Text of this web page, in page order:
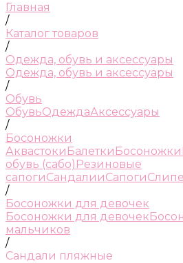
Главная
/
Каталог товаров
/
Одежда, обувь и аксессуары
Одежда, обувь и аксессуары
/
Обувь
ОбувьОдеждаАксессуары
/
Босоножки
Аквастоки Балетки Босоножки
обувь (сабо) Резиновые
сапогиСандалииСапоги
/
Босоножки для девочек
Босоножки для девочек
мальчиков
/
Сандали пляжные